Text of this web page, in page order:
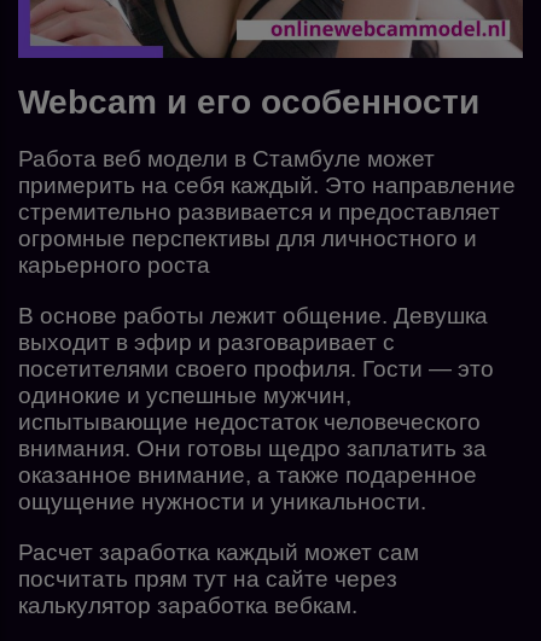
Webcam и его особенности
Работа веб модели в Стамбуле может
примерить на себя каждый. Это направление
стремительно развивается и предоставляет
огромные перспективы для личностного и
карьерного роста
В основе работы лежит общение. Девушка
выходит в эфир и разговаривает с
посетителями своего профиля. Гости — это
одинокие и успешные мужчин,
испытывающие недостаток человеческого
внимания. Они готовы щедро заплатить за
оказанное внимание, а также подаренное
ощущение нужности и уникальности.
Расчет заработка каждый может сам
посчитать прям тут на сайте через
калькулятор заработка вебкам.